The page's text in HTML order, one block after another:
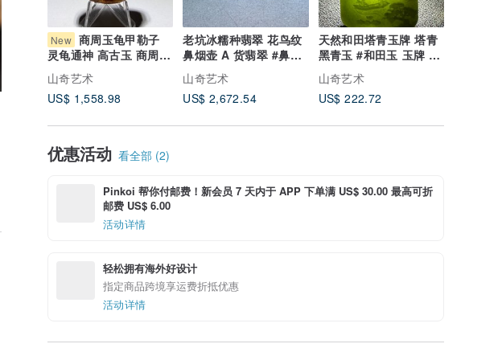
New 商周玉龟甲勒子
灵龟通神 高古玉 商周玉
器 玉勒子 古玉 山奇艺
术
山奇艺术
US$ 1,558.98
老坑冰糯种翡翠 花鸟纹
鼻烟壶 A 货翡翠 #鼻烟
壶 #snuff bottle
山奇艺术
US$ 2,672.54
天然和田塔青玉牌 塔青
黑青玉 #和田玉 玉牌 山
水牌 #山奇艺术
山奇艺术
US$ 222.72
优惠活动 看全部 (2)
Pinkoi 帮你付邮费！新会员 7 天内于 APP 下单满 US$ 30.00 最高可折
邮费 US$ 6.00
活动详情
轻松拥有海外好设计
指定商品跨境享运费折抵优惠
活动详情